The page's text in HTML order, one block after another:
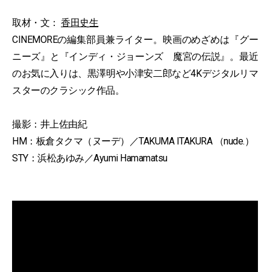
取材・文： 香田史生
CINEMOREの編集部員兼ライター。映画のめざめは『グー
ニーズ』と『インディ・ジョーンズ 魔宮の伝説』。最近
のお気に入りは、黒澤明や小津安二郎など4Kデジタルリマ
スターのクラシック作品。
撮影：井上佐由紀
HM：板倉タクマ（ヌーデ）／TAKUMA ITAKURA （nude.）
STY：浜松あゆみ／Ayumi Hamamatsu